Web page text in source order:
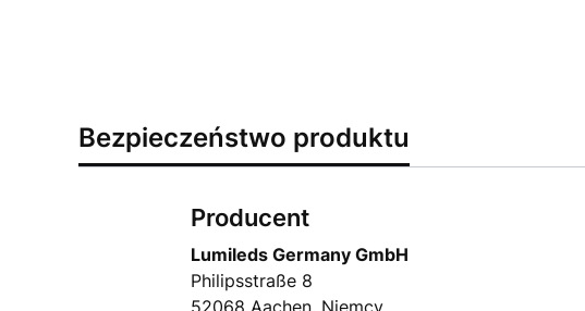
Bezpieczeństwo produktu
Producent
Lumileds Germany GmbH
Philipsstraße 8